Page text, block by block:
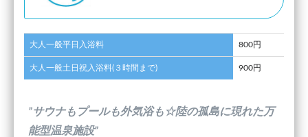
大人一般平日入浴料 800円
大人一般土日祝入浴料(３時間まで) 900円
”サウナもプールも外気浴も☆陸の孤島に現れた万
能型温泉施設”